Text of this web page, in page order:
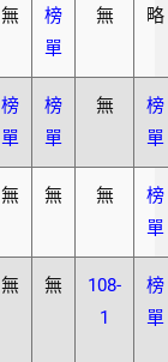
無
榜
單
無 略
榜
單
榜
單
無
榜
單
無 無 無
榜
單
無 無
108-
1
榜
單